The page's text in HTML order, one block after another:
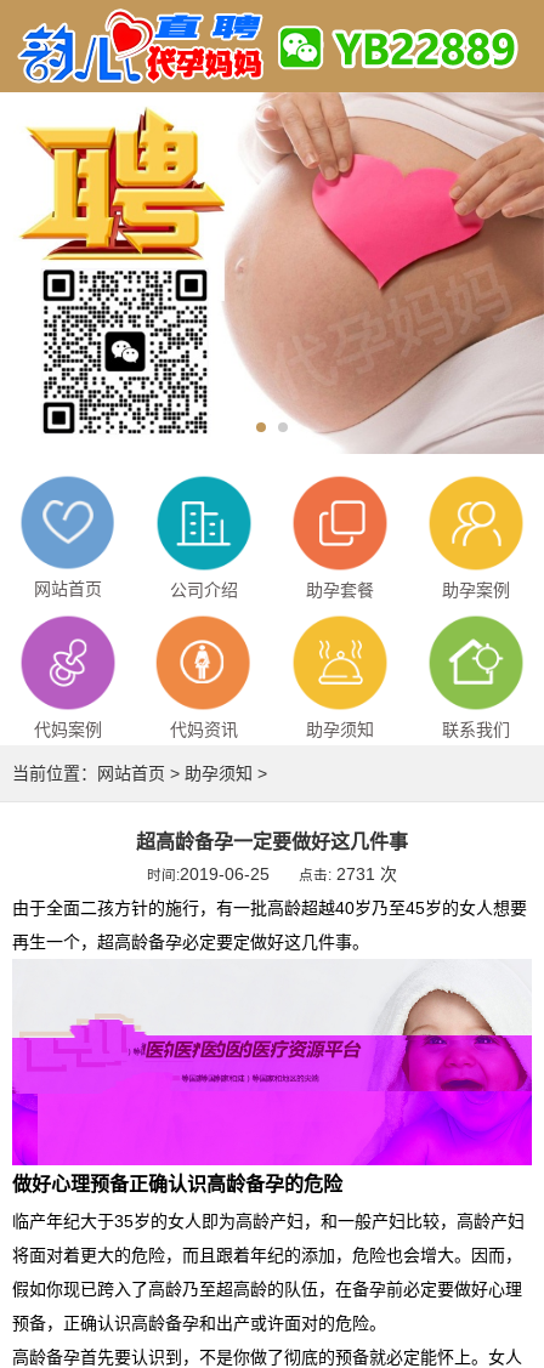
网站首页 公司介绍 助孕套餐 助孕案例
代妈案例 代妈资讯 助孕须知 联系我们
当前位置： 网站首页 > 助孕须知 >
超高龄备孕一定要做好这几件事
时间:2019-06-25 点击: 2731 次
由于全面二孩方针的施行，有一批高龄超越40岁乃至45岁的女人想要
再生一个，超高龄备孕必定要定做好这几件事。
做好心理预备正确认识高龄备孕的危险
临产年纪大于35岁的女人即为高龄产妇，和一般产妇比较，高龄产妇
将面对着更大的危险，而且跟着年纪的添加，危险也会增大。因而，
假如你现已跨入了高龄乃至超高龄的队伍，在备孕前必定要做好心理
预备，正确认识高龄备孕和出产或许面对的危险。
高龄备孕首先要认识到，不是你做了彻底的预备就必定能怀上。女人